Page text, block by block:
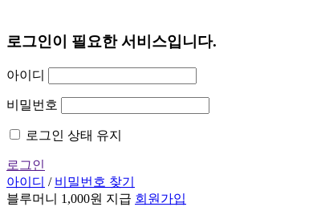
로그인이 필요한 서비스입니다.
아이디
비밀번호
로그인 상태 유지
로그인
아이디 / 비밀번호 찾기
블루머니 1,000원 지급 회원가입